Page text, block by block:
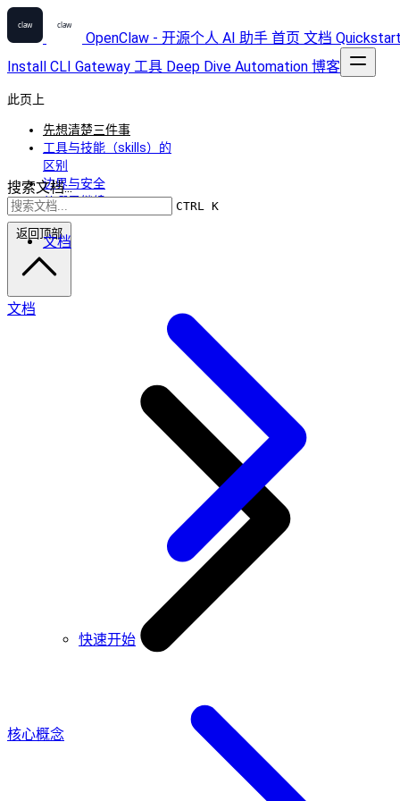
OpenClaw - 开源个人 AI 助手 首页 文档
Install CLI Gateway 工具 Deep Dive Automation 博客
搜索文档...
CTRL K
文档
快速开始
此页上
先想清楚三件事
工具与技能（skills）的
区别
边界与安全
从哪里继续
返回顶部
文档
核心概念